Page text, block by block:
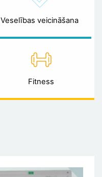
Veselības veicināšana
Fitness